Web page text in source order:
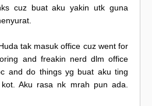
cuz buat aku yakin utk guna
tak masuk office cuz went for
and freakin nerd dlm office
and do things yg buat aku ting
Aku rasa nk mrah pun ada.